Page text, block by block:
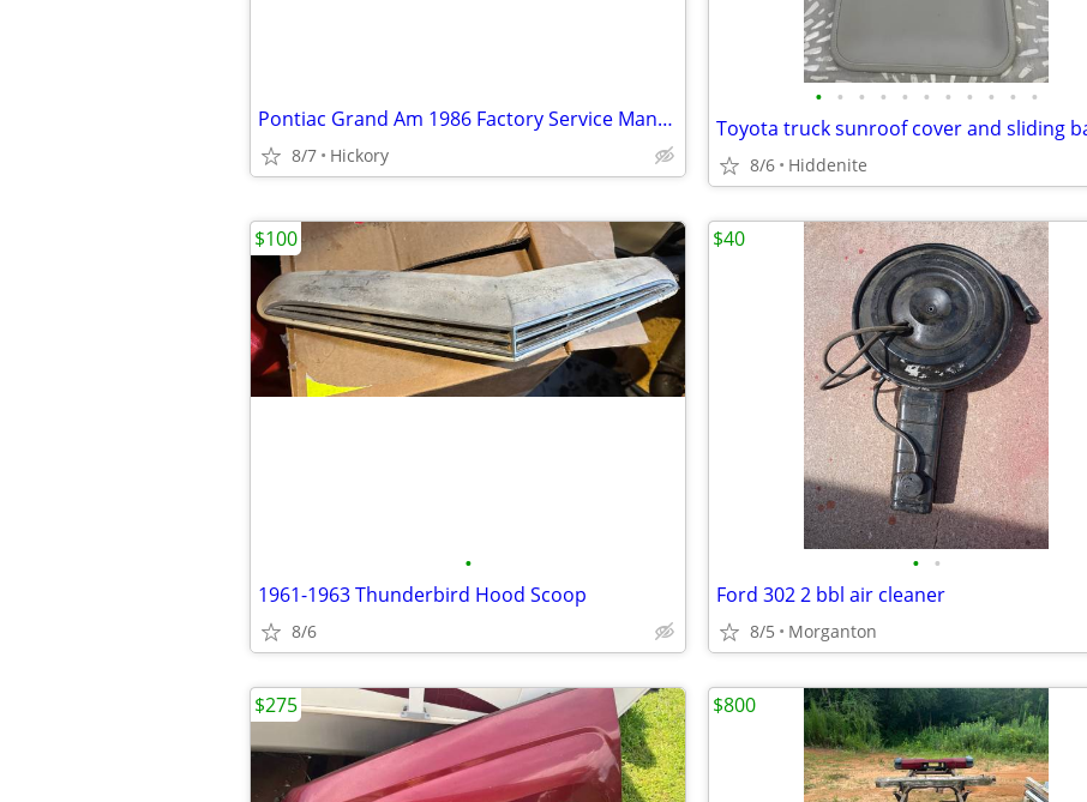
Pontiac Grand Am 1986 Factory Service Manual
8/7 Hickory
• • • • • • • • • • •
8/6 Hiddenite
•
1961-1963 Thunderbird Hood Scoop
8/6
$100
• •
Ford 302 2 bbl air cleaner
8/5 Morganton
$40
$275 $800